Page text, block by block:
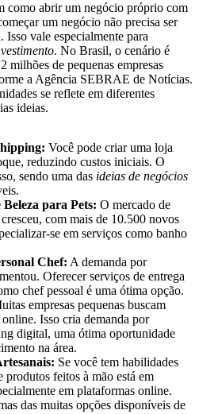
como abrir um negócio próprio com
um negócio não precisa ser
Isso vale especialmente para
. No Brasil, o cenário é
milhões de pequenas empresas
a Agência SEBRAE de Notícias.
se reflete em diferentes
ideias.
Você pode criar uma loja
reduzindo custos iniciais. O
sendo uma das ideias de negócios
Beleza para Pets: O mercado de
com mais de 10.500 novos
se em serviços como banho
Chef: A demanda por
Oferecer serviços de entrega
chef pessoal é uma ótima opção.
empresas pequenas buscam
Isso cria demanda por
digital, uma ótima oportunidade
na área.
Se você tem habilidades
produtos feitos à mão está em
em plataformas online.
das muitas opções disponíveis de